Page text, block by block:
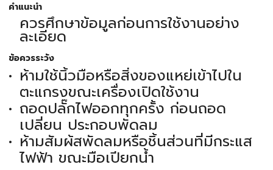
คำแนะนำ
ควรศึกษาข้อมูลก่อนการใช้งานอย่าง
ละเอียด
ข้อควรระวัง
ห้ามใช้นิ้วมือหรือสิ่งของแหย่เข้าไปใน
ตะแกรงขณะเครื่องเปิดใช้งาน
ถอดปลั๊กไฟออกทุกครั้ง ก่อนถอด
เปลี่ยน ประกอบพัดลม
ห้ามสัมผ้สพัดลมหรือชิ้นส่วนที่มีกระแส
ไฟฟ้า ขณะมือเปียกน้ำ